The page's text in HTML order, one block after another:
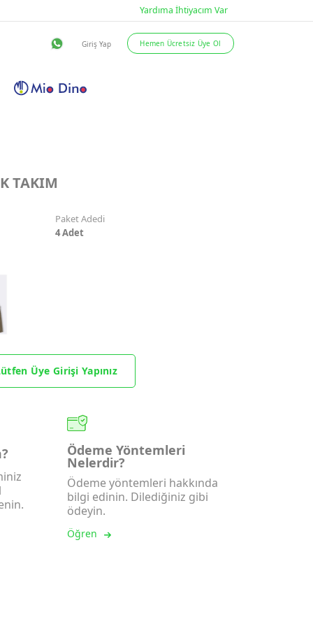
TAKIM
Paket Adedi
4Adet
Üye Girişi Yapınız
Ödeme Yöntemleri
Nelerdir?
Ödeme yöntemleri hakkında
bilgi edinin. Dilediğiniz gibi
ödeyin.
Öğren